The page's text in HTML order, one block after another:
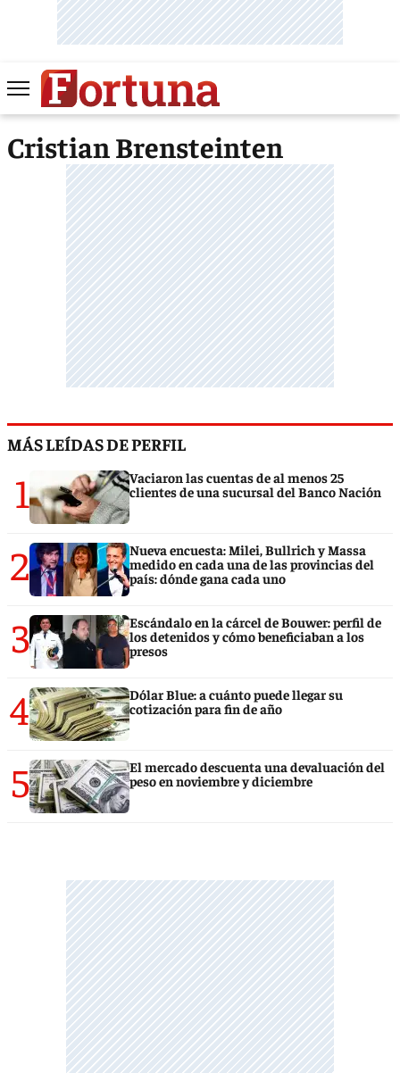
Cristian Brensteinten
MÁS LEÍDAS DE PERFIL
1
Vaciaron las cuentas de al menos 25
clientes de una sucursal del Banco Nación
2
Nueva encuesta: Milei, Bullrich y Massa
medido en cada una de las provincias del
país: dónde gana cada uno
3
Escándalo en la cárcel de Bouwer: perfil de
los detenidos y cómo beneficiaban a los
presos
4
Dólar Blue: a cuánto puede llegar su
cotización para fin de año
5
El mercado descuenta una devaluación del
peso en noviembre y diciembre